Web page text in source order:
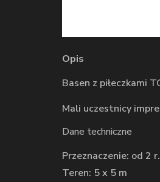
Opis
Basen z piłeczkami
Mali uczestnicy
Dane techniczne
Przeznaczenie: od 2
Teren: 5 x 5 m